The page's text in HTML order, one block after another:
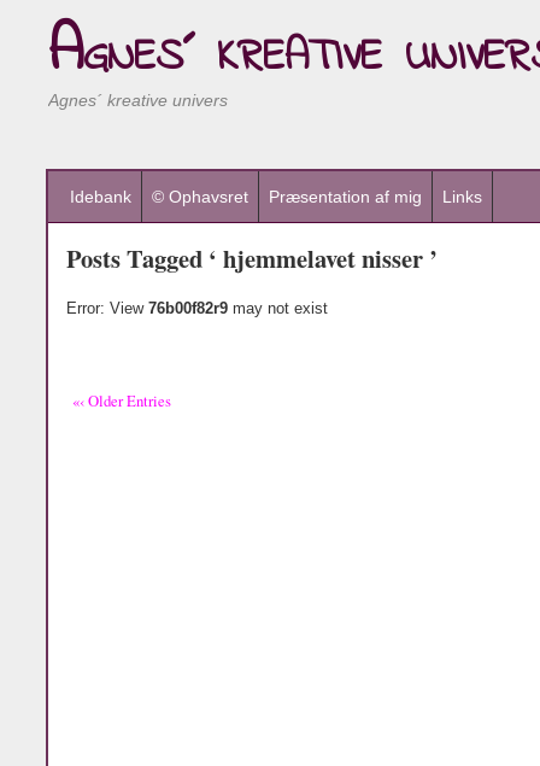
Agnes´ kreative
Agnes´ kreative univers
Idebank © Ophavsret Præsentation af mig Links
Posts Tagged ‘ hjemmelavet nisser ’
Error: View 76b00f82r9 may not exist
«‹ Older Entries